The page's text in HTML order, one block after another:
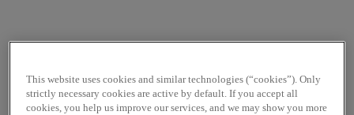
Styck Kartong (12x180 g)
This website uses cookies and similar technologies (“cookies”). Only
strictly necessary cookies are active by default. If you accept all
cookies, you help us improve our services, and we may show you more